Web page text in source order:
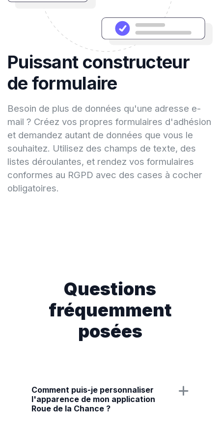
Puissant constructeur
de formulaire
Besoin de plus de données qu'une adresse e-
mail ? Créez vos propres formulaires d'adhésion
et demandez autant de données que vous le
souhaitez. Utilisez des champs de texte, des
listes déroulantes, et rendez vos formulaires
conformes au RGPD avec des cases à cocher
obligatoires.
Questions
fréquemment
posées
Comment puis-je personnaliser
l'apparence de mon application
Roue de la Chance ?